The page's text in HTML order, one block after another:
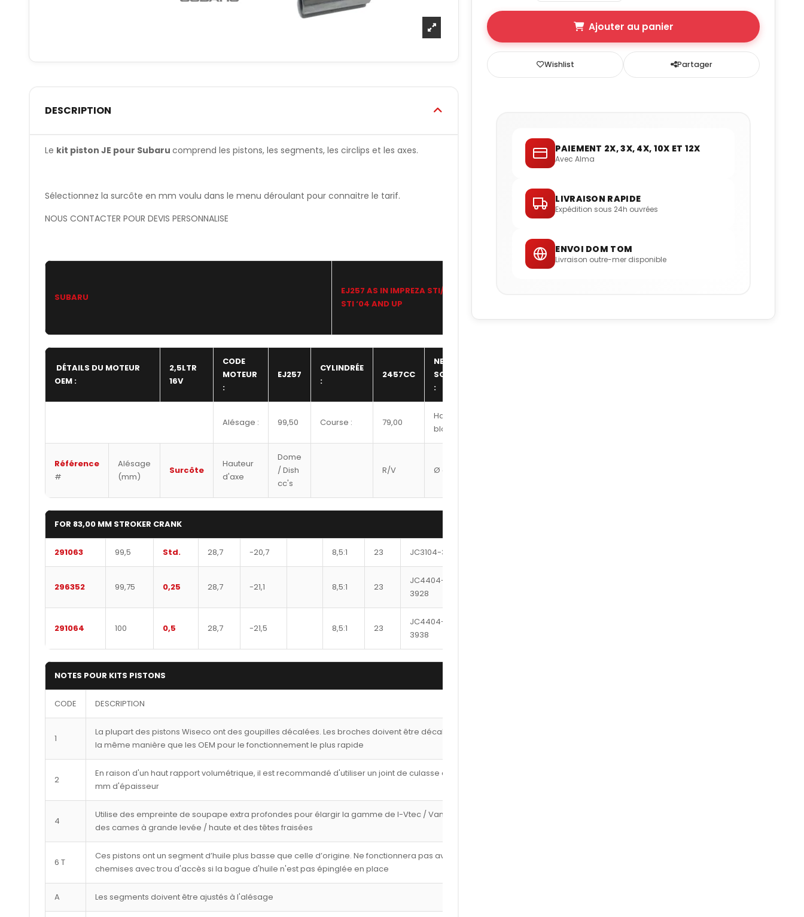
DESCRIPTION
Le kit piston JE pour Subaru comprend les pistons, les segments, les circlips et les axes.
Sélectionnez la surcôte en mm voulu dans le menu déroulant pour connaitre le tarif.
NOUS CONTACTER POUR DEVIS PERSONNALISE
SUBARU
EJ257 AS IN IMPREZA STI/WRX
STI ‘04 AND UP
DÉTAILS DU MOTEUR
OEM :
2,5LTR
16V
CODE
MOTEUR
:
EJ257
CYLINDRÉE
:
2457CC
NBR
SOUPAPE
:
Alésage : 99,50 Course : 79,00
Hauteur
bloc :
Référence
#
Alésage
(mm)
Surcôte
Hauteur
d'axe
Dome
/ Dish
cc's
R/V Ø axe
FOR 83,00 MM STROKER CRANK
291063 99,5 Std. 28,7 -20,7 8,5:1 23 JC3104-3917
296352 99,75 0,25 28,7 -21,1 8,5:1 23
JC4404-
3928
291064 100 0,5 28,7 -21,5 8,5:1 23
JC4404-
3938
NOTES POUR KITS PISTONS
CODE DESCRIPTION
1
La plupart des pistons Wiseco ont des goupilles décalées. Les broches doivent être décalées de
la même manière que les OEM pour le fonctionnement le plus rapide
2
En raison d'un haut rapport volumétrique, il est recommandé d'utiliser un joint de culasse de 1,00
mm d'épaisseur
4
Utilise des empreinte de soupape extra profondes pour élargir la gamme de I-Vtec / Vanos avec
des cames à grande levée / haute et des têtes fraisées
6 T
Ces pistons ont un segment d’huile plus basse que celle d’origine. Ne fonctionnera pas avec les
chemises avec trou d'accès si la bague d'huile n'est pas épinglée en place
A Les segments doivent être ajustés à l'alésage
Ajouter au panier
Wishlist Partager
PAIEMENT 2X, 3X, 4X, 10X ET 12X
Avec Alma
LIVRAISON RAPIDE
Expédition sous 24h ouvrées
ENVOI DOM TOM
Livraison outre-mer disponible